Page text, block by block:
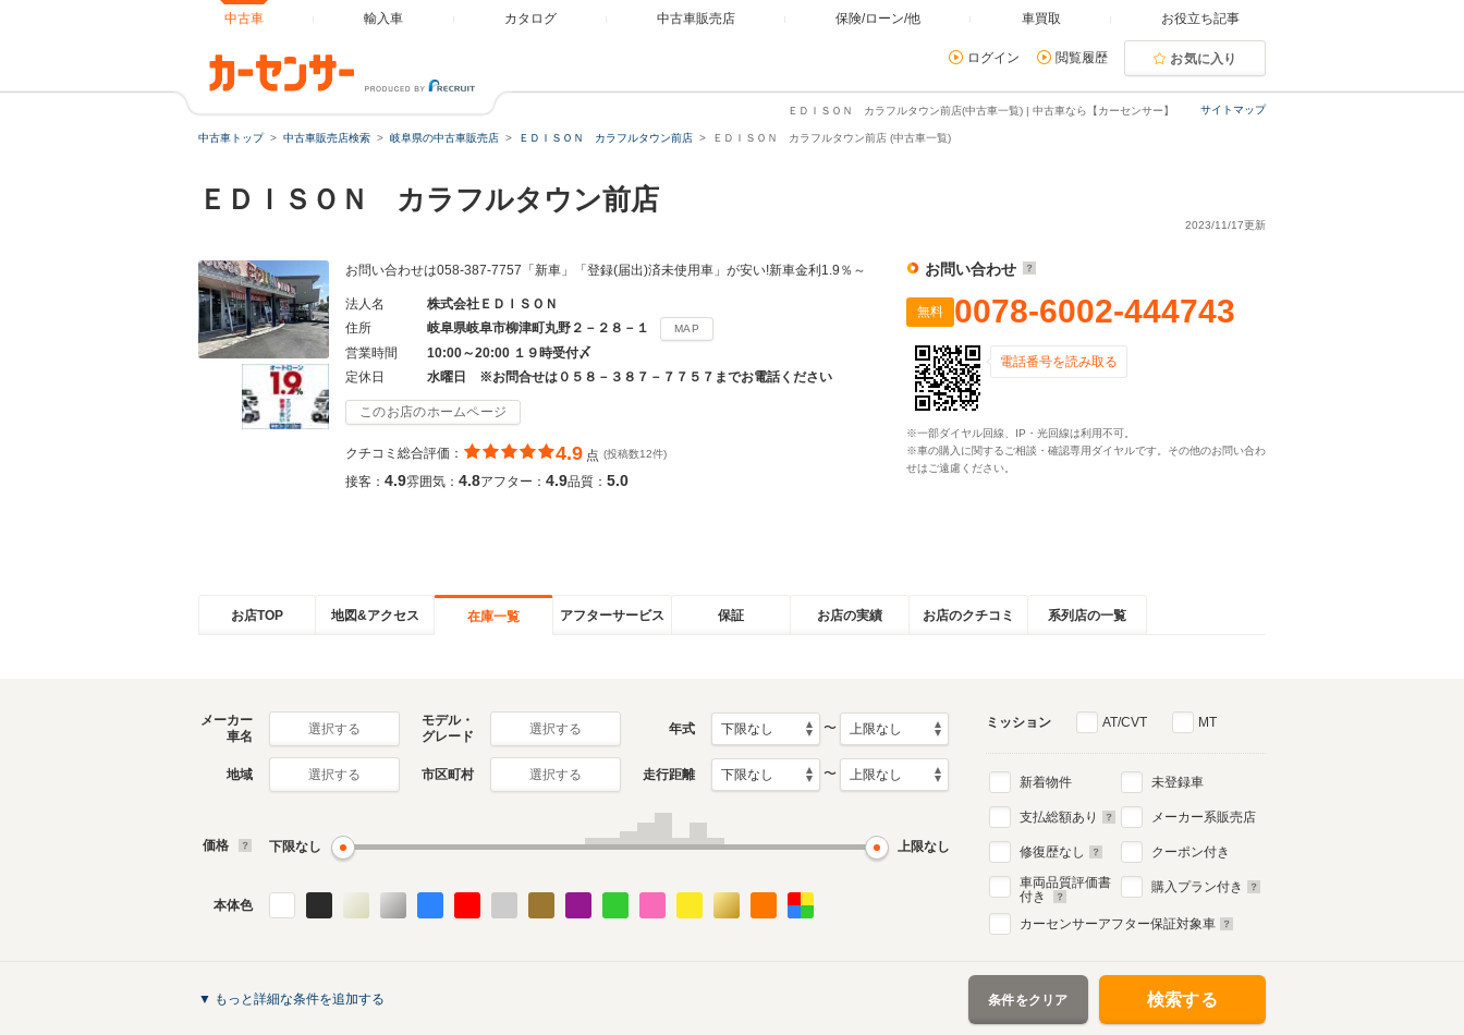
中古車 輸入車 カタログ 中古車販売店 保険/ローン/他 車買取 お役立ち記事
ログイン 閲覧履歴 お気に入り
サイトマップ
ＥＤＩＳＯＮ カラフルタウン前店(中古車一覧) | 中古車なら【カーセンサー】
中古車トップ 中古車販売店検索 岐阜県の中古車販売店 ＥＤＩＳＯＮ カラフルタウン前店 ＥＤＩＳＯＮ カラフルタウン前店 (中古車一覧)
ＥＤＩＳＯＮ カラフルタウン前店
2023/11/17更新
お問い合わせは058-387-7757「新車」「登録(届出)済未使用車」が安い!新車金利1.9％～
法人名
株式会社ＥＤＩＳＯＮ
住所
岐阜県岐阜市柳津町丸野２－２８－１ MAP
営業時間
10:00～20:00 １９時受付〆
定休日
水曜日 ※お問合せは０５８－３８７－７７５７までお電話ください
このお店のホームページ
クチコミ総合評価： 4.9 点 (投稿数12件)
接客： 4.9雰囲気： 4.8アフター： 4.9品質： 5.0
お問い合わせ
無料 0078-6002-444743
電話番号を読み取る
※一部ダイヤル回線、IP・光回線は利用不可。
※車の購入に関するご相談・確認専用ダイヤルです。その他のお問い合わ
せはご遠慮ください。
お店TOP 地図&アクセス 在庫一覧 アフターサービス 保証 お店の実績 お店のクチコミ 系列店の一覧
メーカー
車名
選択する
モデル・
グレード
選択する 年式 〜
地域 選択する 市区町村 選択する 走行距離 〜
価格 下限なし 上限なし
本体色
ミッション AT/CVT MT
新着物件
支払総額あり
修復歴なし
車両品質評価書
付き
未登録車
メーカー系販売店
クーポン付き
購入プラン付き
カーセンサーアフター保証対象車
▼ もっと詳細な条件を追加する 条件をクリア 検索する